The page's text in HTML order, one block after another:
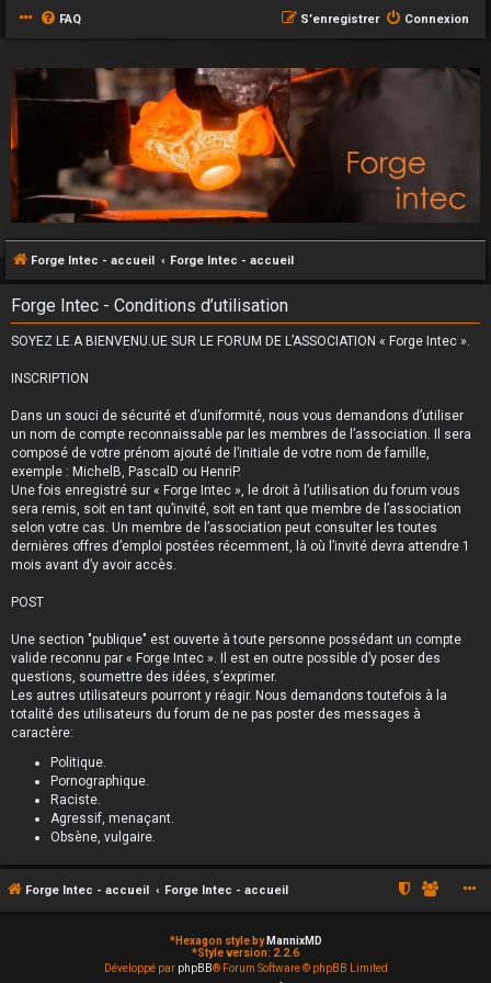
FAQ Connexion
S’enregistrer
Forge Intec - accueil Forge Intec - accueil
Forge Intec - Conditions d’utilisation
SOYEZ LE.A BIENVENU.UE SUR LE FORUM DE L’ASSOCIATION « Forge Intec ».
INSCRIPTION
Dans un souci de sécurité et d’uniformité, nous vous demandons d’utiliser
un nom de compte reconnaissable par les membres de l’association. Il sera
composé de votre prénom ajouté de l’initiale de votre nom de famille,
exemple : MichelB, PascalD ou HenriP.
Une fois enregistré sur « Forge Intec », le droit à l’utilisation du forum vous
sera remis, soit en tant qu’invité, soit en tant que membre de l’association
selon votre cas. Un membre de l’association peut consulter les toutes
dernières offres d’emploi postées récemment, là où l’invité devra attendre 1
mois avant d’y avoir accès.
POST
Une section "publique" est ouverte à toute personne possédant un compte
valide reconnu par « Forge Intec ». Il est en outre possible d’y poser des
questions, soumettre des idées, s’exprimer.
Les autres utilisateurs pourront y réagir. Nous demandons toutefois à la
totalité des utilisateurs du forum de ne pas poster des messages à
caractère:
Politique.
Pornographique.
Raciste.
Agressif, menaçant.
Obsène, vulgaire.
Forge Intec - accueil Forge Intec - accueil
*Hexagon style by MannixMD
*Style version: 2.2.6
Développé par phpBB® Forum Software © phpBB Limited